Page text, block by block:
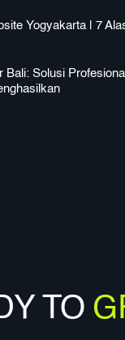
Yogyakarta | 7
Bali: Solusi
TO